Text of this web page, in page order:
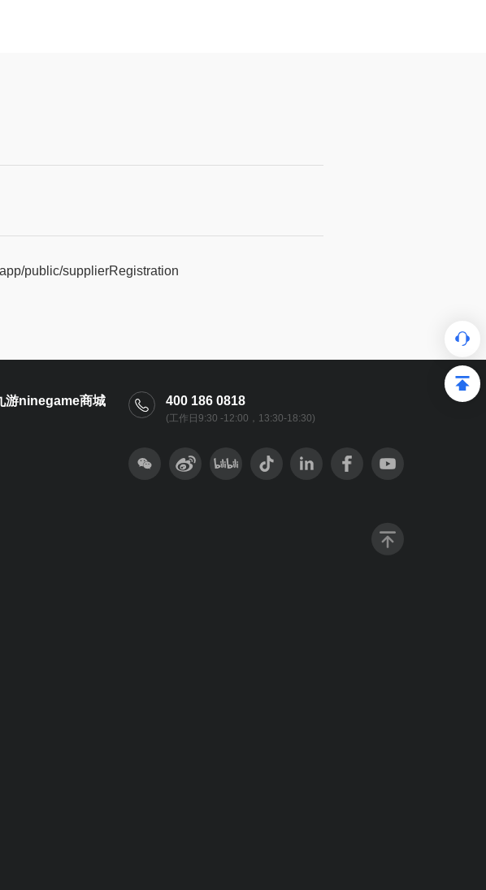
public/supplierRegistration
游ninegame商城 400 186 0818
(工作日9:30 -12:00，13:30-18:30)